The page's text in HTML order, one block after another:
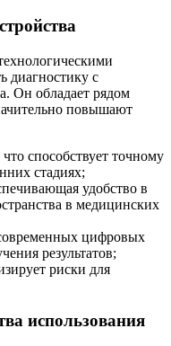
диагностику с
Он обладает рядом
повышают
способствует точному
стадиях;
удобство в
в медицинских
цифровых
результатов;
риски для
использования